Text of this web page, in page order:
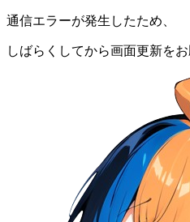
通信エラーが発生したため、
しばらくしてから画面更新をお